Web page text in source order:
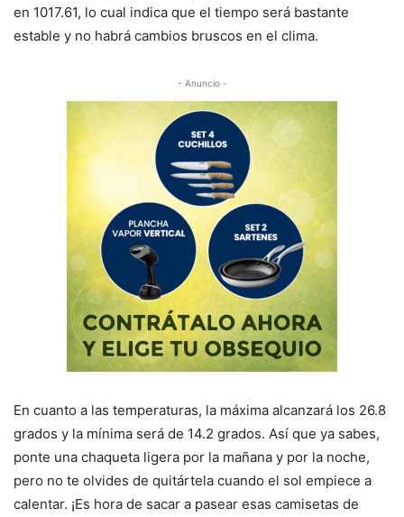
en 1017.61, lo cual indica que el tiempo será bastante
estable y no habrá cambios bruscos en el clima.
- Anuncio -
En cuanto a las temperaturas, la máxima alcanzará los 26.8
grados y la mínima será de 14.2 grados. Así que ya sabes,
ponte una chaqueta ligera por la mañana y por la noche,
pero no te olvides de quitártela cuando el sol empiece a
calentar. ¡Es hora de sacar a pasear esas camisetas de